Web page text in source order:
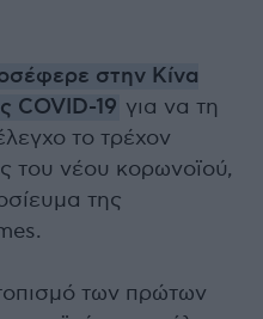
στην Κίνα
COVID-19 για να τη
το τρέχον
του νέου κορωνοϊού,
της
των πρώτων